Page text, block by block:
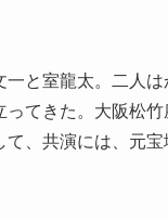
一と室龍太。二人
ってきた。大阪松
て、共演には、元